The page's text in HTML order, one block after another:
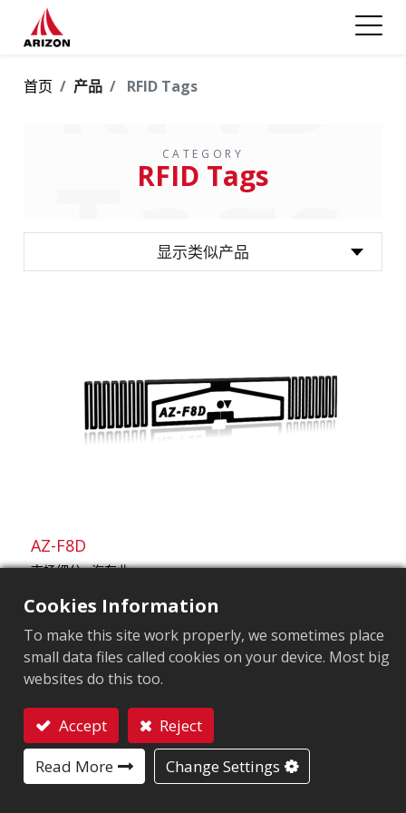
首页 产品 RFID Tags
CATEGORY
RFID Tags
RFID
Tags
显示类似产品
AZ-F8D
市场细分 汽车业
芯片 NXP UCODE 8
天线尺寸（mm）
40X6
用户內存
0 bits
EPC內存 128 bits
Cookies Information
To make this site work properly, we sometimes place
small data files called cookies on your device. Most big
websites do this too.
Accept
Reject
Read More
Change Settings